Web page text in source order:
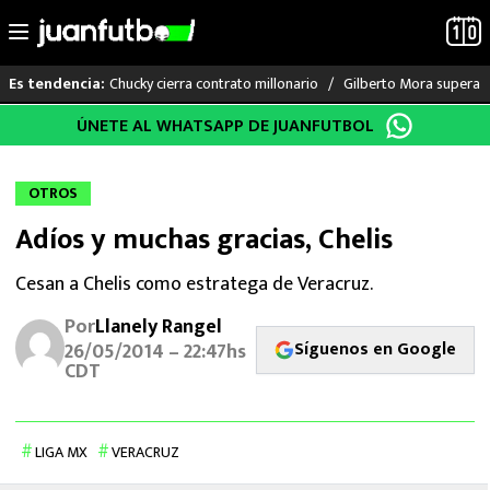
al
Es tendencia: Chucky cierra contrato millonario Gilberto Mora supera
LO ÚLTIMO
LIGA MX
RAYADOS
PUMAS
ATLANTE
FUTBOL INTERNACIONAL
ÚNETE AL WHATSAPP DE JUANFUTBOL
OTROS
Adíos y muchas gracias, Chelis
Cesan a Chelis como estratega de Veracruz.
PorLlanely Rangel
26/05/2014 – 22:47hs
CDT
Síguenos en Google
LIGA MX VERACRUZ